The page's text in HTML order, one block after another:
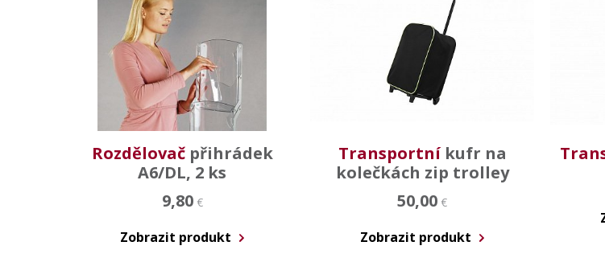
Rozdělovačpřihrádek
A6/DL, 2 ks
9,80€
Zobrazit produkt
Transportníkufr na
kolečkách zip trolley
50,00 €
Zobrazit produkt